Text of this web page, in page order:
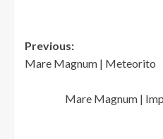
Post
navigation
Previous:
Mare Magnum | Meteorito
Mare Magnum |